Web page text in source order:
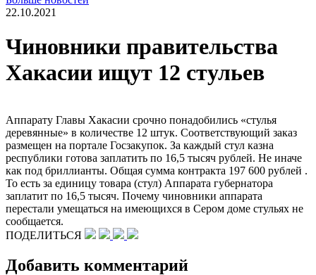
22.10.2021
Чиновники правительства
Хакасии ищут 12 стульев
Аппарату Главы Хакасии срочно понадобились «стулья
деревянные» в количестве 12 штук. Соответствующий заказ
размещен на портале Госзакупок. За каждый стул казна
республики готова заплатить по 16,5 тысяч рублей. Не иначе
как под бриллианты. Общая сумма контракта 197 600 рублей .
То есть за единицу товара (стул) Аппарата губернатора
заплатит по 16,5 тысяч. Почему чиновники аппарата
перестали умещаться на имеющихся в Сером доме стульях не
сообщается.
ПОДЕЛИТЬСЯ
Добавить комментарий